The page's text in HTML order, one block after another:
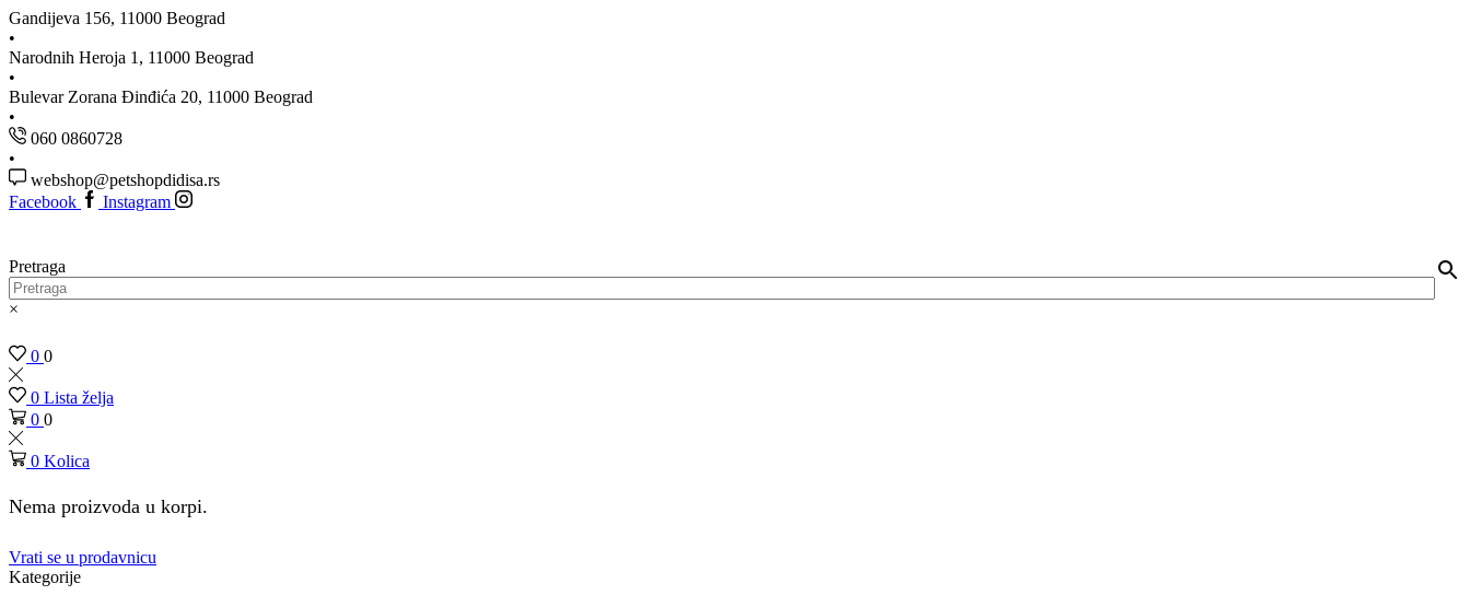
Gandijeva 156, 11000 Beograd
Narodnih Heroja 1, 11000 Beograd
Bulevar Zorana Đinđića 20, 11000 Beograd
060 0860728
webshop@petshopdidisa.rs
Facebook
Instagram
Pretraga
×
0 0
0 Lista želja
0 0
0 Kolica
Nema proizvoda u korpi.
Vrati se u prodavnicu
Kategorije